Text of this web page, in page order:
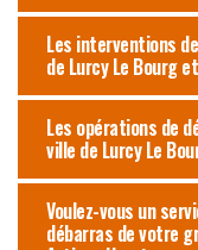
Les interventions
de Lurcy Le Bourg
Les opérations de
ville de Lurcy Le
Voulez-vous un
débarras de votre